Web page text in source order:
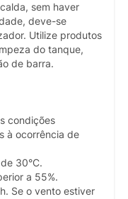
sem haver
deve-se
Utilize produtos
do tanque,
de barra.
condições
à ocorrência de
30°C.
a 55%.
Se o vento estiver